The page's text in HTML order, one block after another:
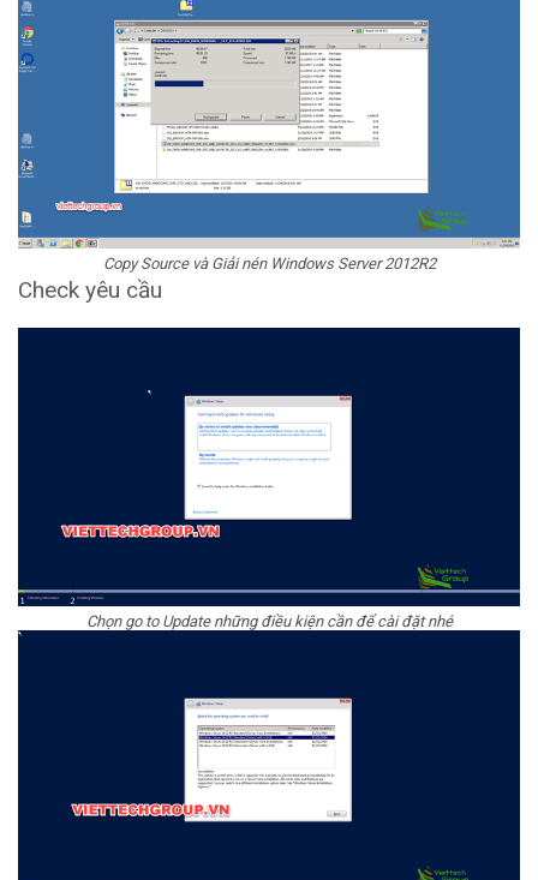
Copy Source và Giải nén Windows Server 2012R2
Check yêu cầu
Chọn go to Update những điều kiện cần để cài đặt nhé